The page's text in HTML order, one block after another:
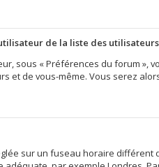
de la liste des
sous « Préférences du forum »,
et de vous-même. Vous serez
sur un fuseau horaire